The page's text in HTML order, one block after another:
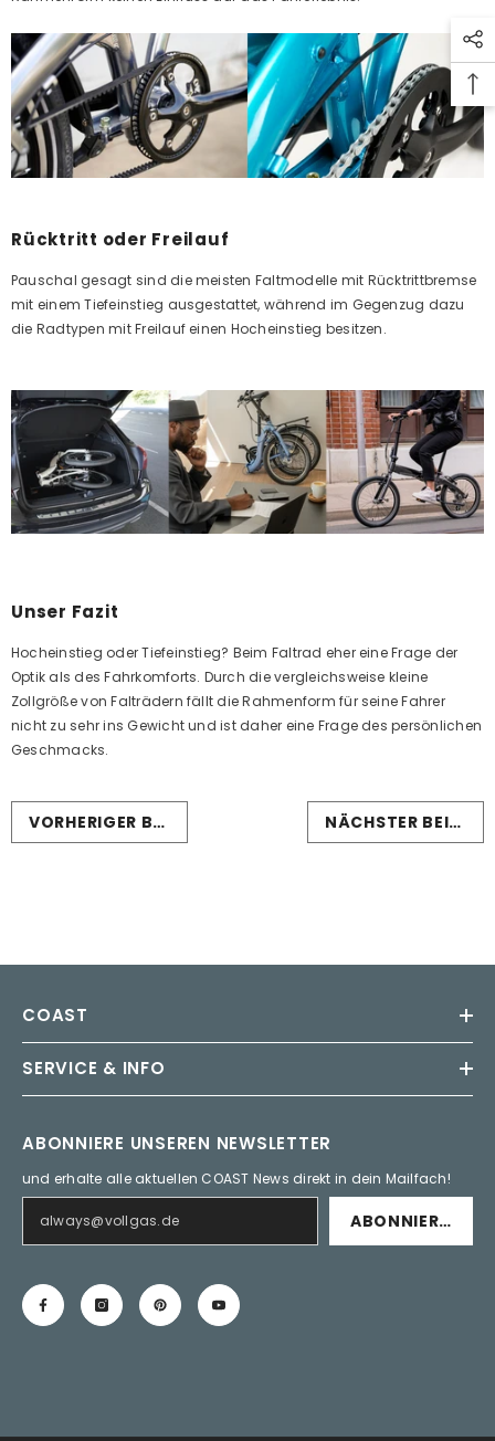
Rücktritt oder Freilauf
Pauschal gesagt sind die meisten Faltmodelle mit Rücktrittbremse
mit einem Tiefeinstieg ausgestattet, während im Gegenzug dazu
die Radtypen mit Freilauf einen Hocheinstieg besitzen.
Unser Fazit
Hocheinstieg oder Tiefeinstieg? Beim Faltrad eher eine Frage der
Optik als des Fahrkomforts. Durch die vergleichsweise kleine
Zollgröße von Falträdern fällt die Rahmenform für seine Fahrer
nicht zu sehr ins Gewicht und ist daher eine Frage des persönlichen
Geschmacks.
VORHERIGER BEITRAG NÄCHSTER BEITRAG
COAST
SERVICE & INFO
ABONNIERE UNSEREN NEWSLETTER
und erhalte alle aktuellen COAST News direkt in dein Mailfach!
ABONNIEREN